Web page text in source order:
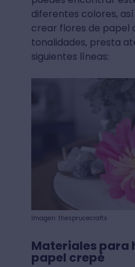
diferentes colores,
crear flores de papel
tonalidades, presta
siguientes líneas:
Imagen: thesprucecrafts
Materiales para
papel crepé